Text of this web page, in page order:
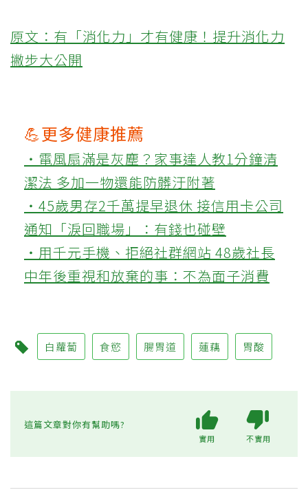
原文：有「消化力」才有健康！提升消化力
撇步大公開
💪更多健康推薦
‧電風扇滿是灰塵？家事達人教1分鐘清
潔法 多加一物還能防髒汙附著
‧45歲男存2千萬提早退休 接信用卡公司
通知「淚回職場」：有錢也碰壁
‧用千元手機、拒絕社群網站 48歲社長
中年後重視和放棄的事：不為面子消費
白蘿蔔 食慾 腸胃道 蓮藕 胃酸
這篇文章對你有幫助嗎?
實用 不實用